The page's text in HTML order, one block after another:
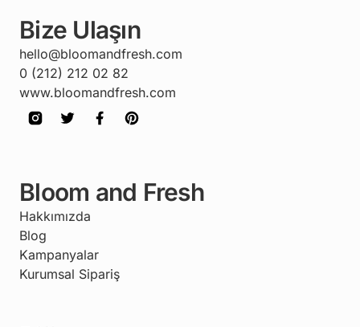
Bize Ulaşın
hello@bloomandfresh.com
0 (212) 212 02 82
www.bloomandfresh.com
Bloom and Fresh
Hakkımızda
Blog
Kampanyalar
Kurumsal Sipariş